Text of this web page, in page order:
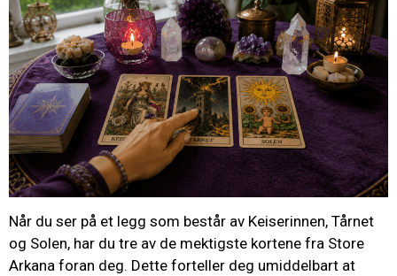
Når du ser på et legg som består av Keiserinnen, Tårnet
og Solen, har du tre av de mektigste kortene fra Store
Arkana foran deg. Dette forteller deg umiddelbart at